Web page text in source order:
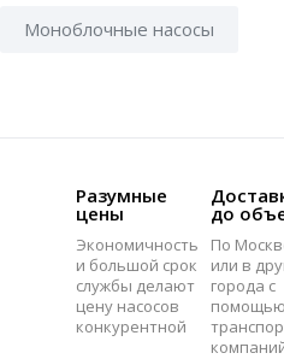
Моноблочные насосы
Разумные
цены
Экономичность
и большой срок
службы делают
цену насосов
конкурентной
до
По
или в
города с
помощью